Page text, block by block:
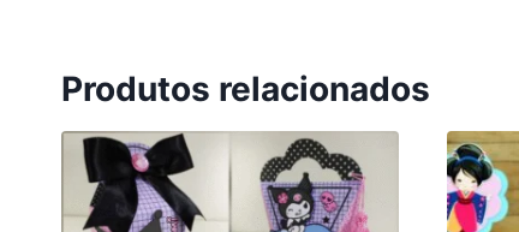
Produtos relacionados